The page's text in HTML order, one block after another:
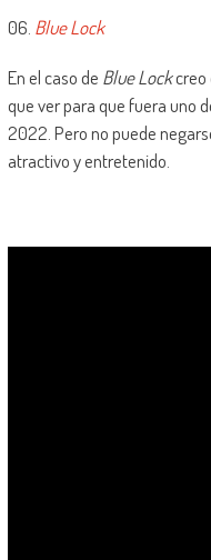
06. Blue Lock
En el caso de Blue Lockcreo
que ver para que fuera uno
2022. Pero no puede
atractivo y entretenido.